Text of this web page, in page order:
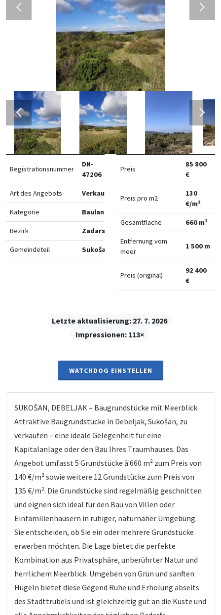
Registrationsnummer
DN-
47206
Art des Angebots Verkauf
Kategorie Bauland
Bezirk Zadarska
Gemeindeteil Sukošan
Preis
85 800
€
Preis pro m2
130
€/m²
Gesamtfläche 660 m²
Entfernung vom
meer
1 500 m
Preis (original)
92 400
€
Letzte aktualisierung: 27. 7. 2026
Impressionen: 113×
WATCHDOG EINSTELLEN
SUKOŠAN, DEBELJAK – Baugrundstücke mit Meerblick
Attraktive Baugrundstücke in Debeljak, Sukošan, zu
verkaufen – eine ideale Gelegenheit für eine
Kapitalanlage oder den Bau Ihres Traumhauses. Das
Angebot umfasst 5 Grundstücke à 660 m² zum Preis von
140 €/m² sowie weitere 12 Grundstücke zum Preis von
135 €/m². Die Grundstücke sind regelmäßig geschnitten
und eignen sich ideal für den Bau von Villen oder
Einfamilienhäusern in ruhiger, naturnaher Umgebung.
Sie entscheiden, ob Sie ein oder mehrere Grundstücke
erwerben möchten. Die Lage bietet die perfekte
Kombination aus Privatsphäre, unberührter Natur und
herrlichem Meerblick. Umgeben von Grün und sanften
Hügeln bietet diese Gegend Ruhe und Erholung abseits
des Stadttrubels und ist gleichzeitig gut an die Küste und